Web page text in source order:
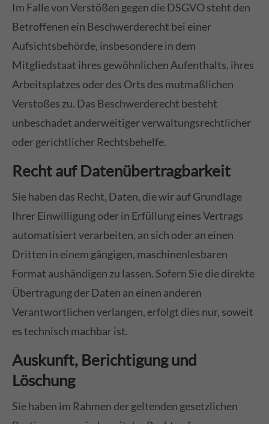
Im Falle von Verstößen gegen die DSGVO steht den
Betroffenen ein Beschwerderecht bei einer
Aufsichtsbehörde, insbesondere in dem
Mitgliedstaat ihres gewöhnlichen Aufenthalts, ihres
Arbeitsplatzes oder des Orts des mutmaßlichen
Verstoßes zu. Das Beschwerderecht besteht
unbeschadet anderweitiger verwaltungsrechtlicher
oder gerichtlicher Rechtsbehelfe.
Recht auf Daten­übertrag­barkeit
Sie haben das Recht, Daten, die wir auf Grundlage
Ihrer Einwilligung oder in Erfüllung eines Vertrags
automatisiert verarbeiten, an sich oder an einen
Dritten in einem gängigen, maschinenlesbaren
Format aushändigen zu lassen. Sofern Sie die direkte
Übertragung der Daten an einen anderen
Verantwortlichen verlangen, erfolgt dies nur, soweit
es technisch machbar ist.
Auskunft, Berichtigung und
Löschung
Sie haben im Rahmen der geltenden gesetzlichen